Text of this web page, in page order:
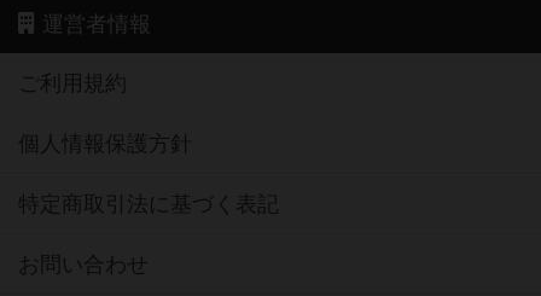
運営者情報
ご利用規約
個人情報保護方針
特定商取引法に基づく表記
お問い合わせ